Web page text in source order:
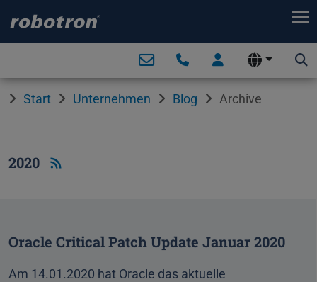
Start Unternehmen Blog Archive
2020
Oracle Critical Patch Update Januar 2020
Am 14.01.2020 hat Oracle das aktuelle